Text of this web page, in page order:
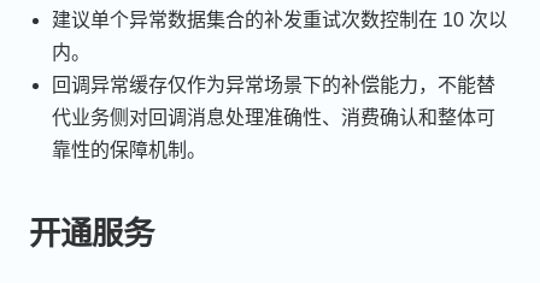
建议单个异常数据集合的补发重试次数控制在 10 次以
内。
回调异常缓存仅作为异常场景下的补偿能力，不能替
代业务侧对回调消息处理准确性、消费确认和整体可
靠性的保障机制。
开通服务